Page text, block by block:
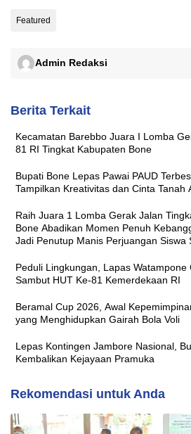
Featured
Admin Redaksi
Berita Terkait
Kecamatan Barebbo Juara I Lomba
81 RI Tingkat Kabupaten Bone
Bupati Bone Lepas Pawai PAUD
Tampilkan Kreativitas dan Cinta Tanah
Raih Juara 1 Lomba Gerak Jalan
Bone Abadikan Momen Penuh
Jadi Penutup Manis Perjuangan Siswa
Peduli Lingkungan, Lapas Watampone
Sambut HUT Ke-81 Kemerdekaan RI
Beramal Cup 2026, Awal
yang Menghidupkan Gairah Bola Voli
Lepas Kontingen Jambore Nasional,
Kembalikan Kejayaan Pramuka
Rekomendasi untuk Anda